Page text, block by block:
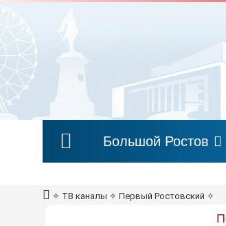
Большой Ростов
✧ ТВ каналы ✧ Первый Ростовский ✧